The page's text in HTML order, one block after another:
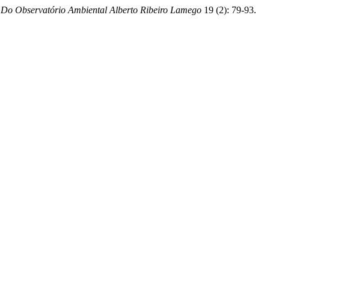
Observatório Ambiental Alberto Ribeiro Lamego 19 (2): 79-93.